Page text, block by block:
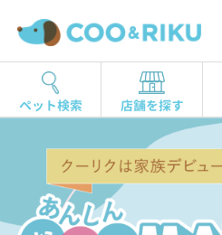
ペット検索 店舗を探す